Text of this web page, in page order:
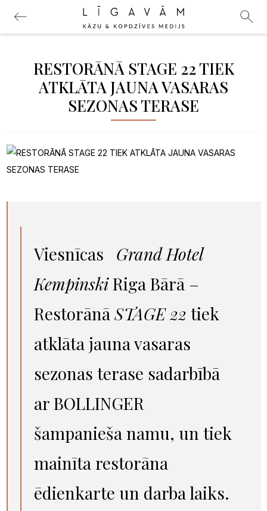
RESTORĀNĀ STAGE 22 TIEK
ATKLĀTA JAUNA VASARAS
SEZONAS TERASE
Viesnīcas
Grand Hotel
KempinskiRigaBārā –
RestorānāSTAGE 22 tiek
atklāta jauna vasaras
sezonas terase sadarbībā
ar BOLLINGER
šampanieša namu, un tiek
mainīta restorāna
ēdienkarte un darba laiks.